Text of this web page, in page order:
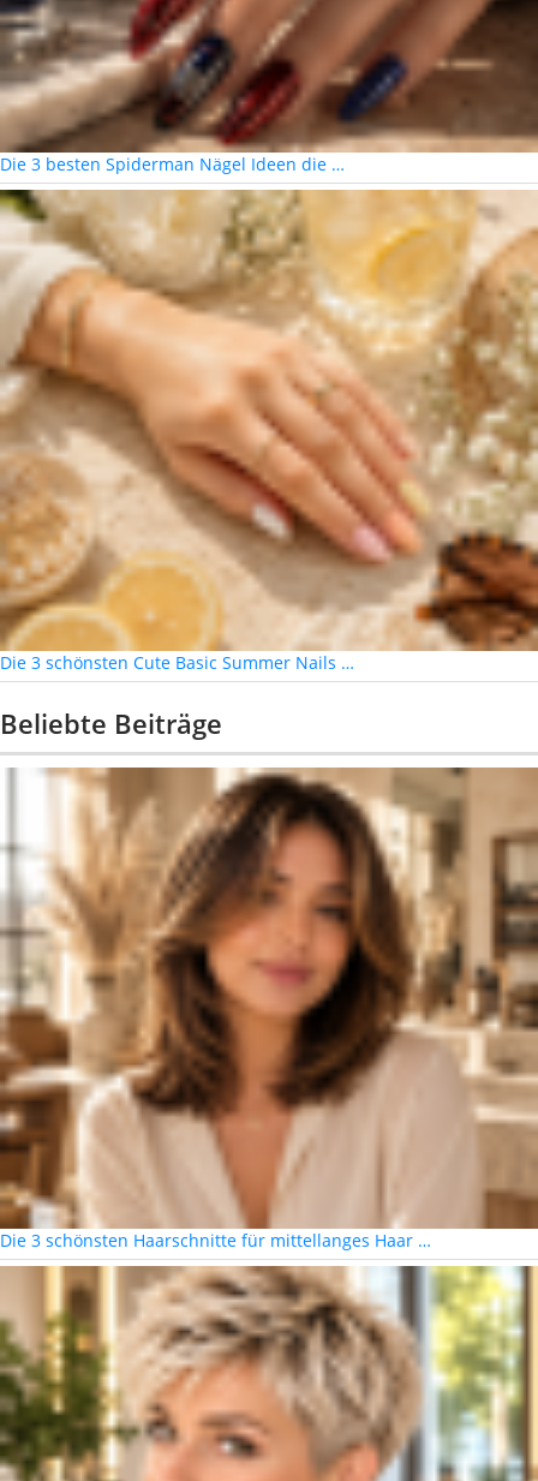
Die 3 besten Spiderman Nägel Ideen die …
Die 3 schönsten Cute Basic Summer Nails …
Beliebte Beiträge
Die 3 schönsten Haarschnitte für mittellanges Haar …